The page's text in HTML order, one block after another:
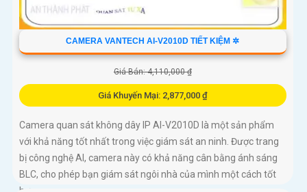
CAMERA VANTECH AI-V2010D TIẾT KIỆM ✲
Giá Bán: 4,110,000 ₫
Giá Khuyến Mại: 2,877,000 ₫
Camera quan sát không dây IP AI-V2010D là một sản phẩm
với khả năng tốt nhất trong việc giám sát an ninh. Được trang
bị công nghệ AI, camera này có khả năng cân bằng ánh sáng
BLC, cho phép bạn giám sát ngôi nhà của mình một cách tốt